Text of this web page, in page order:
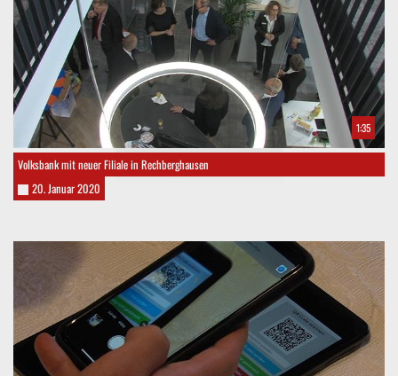
1:35
Volksbank mit neuer Filiale in Rechberghausen
20. Januar 2020